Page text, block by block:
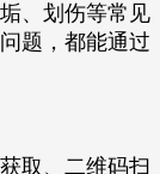
、划伤等常见
题，都能通过
取、二维码扫